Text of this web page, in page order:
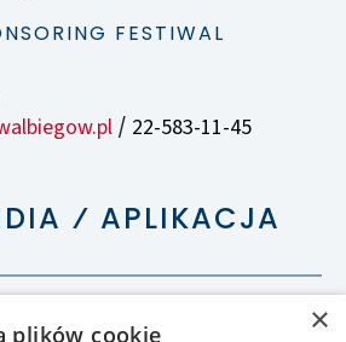
FESTIWAL
/ 22-583-11-45
⁄ APLIKACJA
×
plików cookie